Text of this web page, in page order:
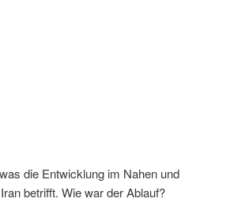
die Entwicklung im Nahen und
betrifft. Wie war der Ablauf?